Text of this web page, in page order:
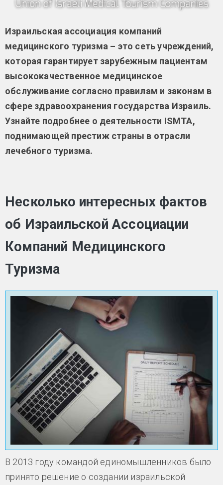
Израильская ассоциация компаний
медицинского туризма – это сеть учреждений,
которая гарантирует зарубежным пациентам
высококачественное медицинское
обслуживание согласно правилам и законам в
сфере здравоохранения государства Израиль.
Узнайте подробнее о деятельности ISMTA,
поднимающей престиж страны в отрасли
лечебного туризма.
Несколько интересных фактов
об Израильской Ассоциации
Компаний Медицинского
Туризма
В 2013 году командой единомышленников было
принято решение о создании израильской